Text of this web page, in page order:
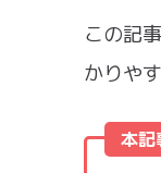
この記
かりや
本記